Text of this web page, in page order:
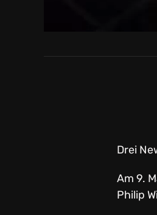
Drei
Am 9.
Philip